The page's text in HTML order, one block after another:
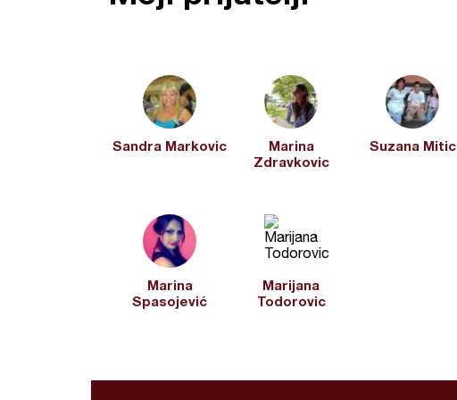
Sandra Markovic
Marina
Zdravkovic
Suzana Mitic
Marina
Spasojević
Marijana
Todorovic